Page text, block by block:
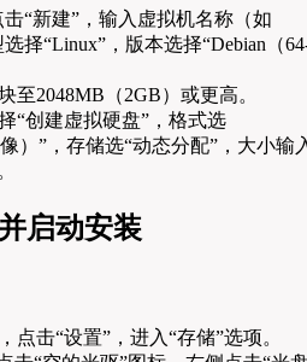
击“新建”，输入虚拟机名称（如
择“Linux”，版本选择“Debian（
至2048MB（2GB）或更高。
“创建虚拟硬盘”，格式选
）”，存储选“动态分配”，大小输
启动安装
点击“设置”，进入“存储”选项。